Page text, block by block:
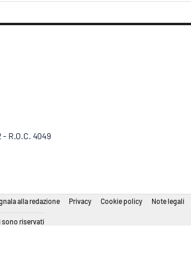
- R.O.C. 4049
alla redazione Privacy Cookie policy Note legali
sono riservati